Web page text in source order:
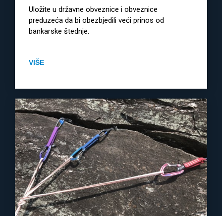
Uložite u državne obveznice i obveznice
preduzeća da bi obezbjedili veći prinos od
bankarske štednje.
VIŠE